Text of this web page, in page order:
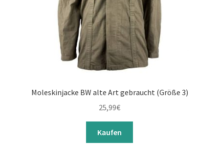
Moleskinjacke BW alte Art gebraucht (Größe 3)
25,99€
Kaufen